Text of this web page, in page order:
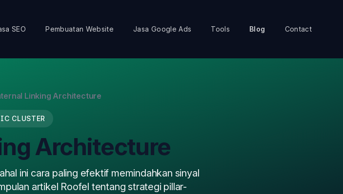
SEO Pembuatan Website Jasa Google Ads Tools Blog Contact
Linking Architecture
CLUSTER
Architecture
ini cara paling efektif memindahkan sinyal
artikel Roofel tentang strategi pillar-